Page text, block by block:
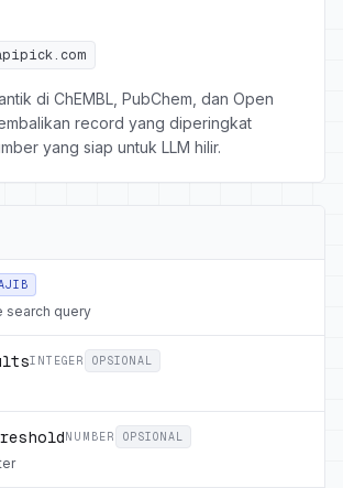
di ChEMBL, PubChem, dan Open
record yang diperingkat
yang siap untuk LLM hilir.
search query
INTEGER OPSIONAL
NUMBER OPSIONAL